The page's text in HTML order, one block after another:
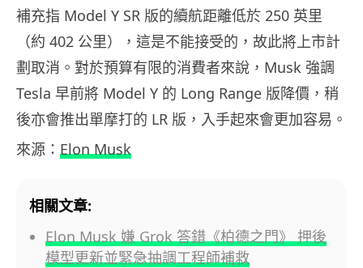
補充指 Model Y SR 版的續航距離低於 250 英里
（約 402 公里），這是不能接受的，故此將上市計
劃取消。對於預算有限的消費者來說，Musk 強調
Tesla 早前將 Model Y 的 Long Range 版降價，稍
後亦會推出單摩打的 LR 版，入手起來會更加容易。
來源： Elon Musk
相關文章:
Elon Musk 嫌 Grok 答錯《柏德之門》 押後
模型更新並緊急抽調工程師補救